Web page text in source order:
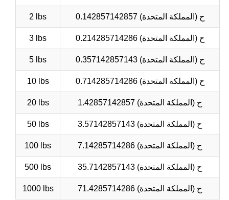
2 lbs 0.142857142857 ح (المملكة المتحدة)
3 lbs 0.214285714286 ح (المملكة المتحدة)
5 lbs 0.357142857143 ح (المملكة المتحدة)
10 lbs 0.714285714286 ح (المملكة المتحدة)
20 lbs 1.42857142857 ح (المملكة المتحدة)
50 lbs 3.57142857143 ح (المملكة المتحدة)
100 lbs 7.14285714286 ح (المملكة المتحدة)
500 lbs 35.7142857143 ح (المملكة المتحدة)
1000 lbs 71.4285714286 ح (المملكة المتحدة)